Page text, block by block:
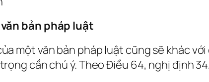
bản pháp luật
một văn bản pháp luật cũng sẽ khác
cần chú ý. Theo Điều 64, nghị định